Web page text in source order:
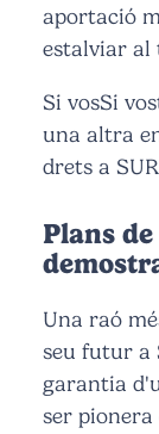
aportació
estalviar al
Si vosSi
una altra
drets a
Plans
Una raó
seu futur a
garantia
ser